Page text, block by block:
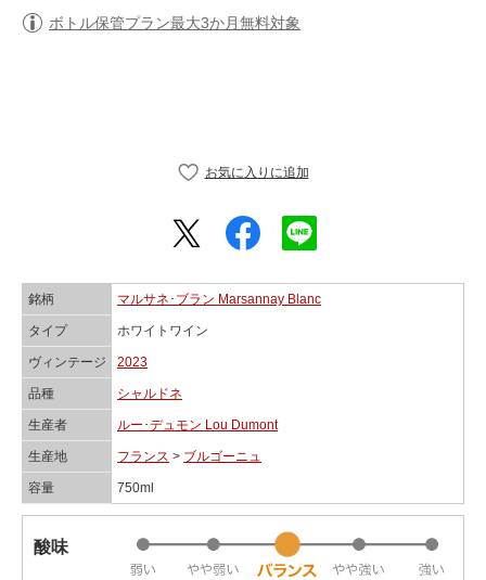
ボトル保管プラン最大3か月無料対象
銘柄 マルサネ･ブラン Marsannay Blanc
タイプ ホワイトワイン
ヴィンテージ 2023
品種 シャルドネ
生産者 ルー･デュモン Lou Dumont
生産地 フランス > ブルゴーニュ
容量 750ml
酸味